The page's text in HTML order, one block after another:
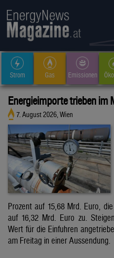
Strom Gas Emissionen
Energieimporte trieben im
7. August 2026, Wien
Prozent auf 15,68 Mrd. Euro,
auf 16,32 Mrd. Euro zu.
Wert für die Einfuhren
am Freitag in einer Aussendung.